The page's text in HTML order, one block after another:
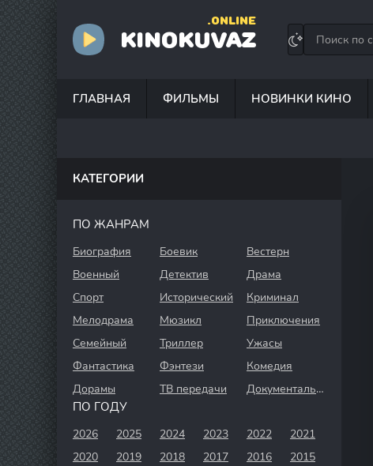
KINOKUVAZ
.ONLINE
ГЛАВНАЯ ФИЛЬМЫ НОВИНКИ КИНО
КАТЕГОРИИ
ПО ЖАНРАМ
Биография Боевик
Вестерн
Военный
Детектив
Драма
Спорт
Исторический
Криминал
Мелодрама
Мюзикл
Приключения
Семейный
Триллер
Ужасы
Фантастика
Фэнтези
Комедия
Дорамы
ТВ передачи Документальный
ПО ГОДУ
2026 2025 2024 2023 2022
2021
2020
2019 2018 2017 2016 2015